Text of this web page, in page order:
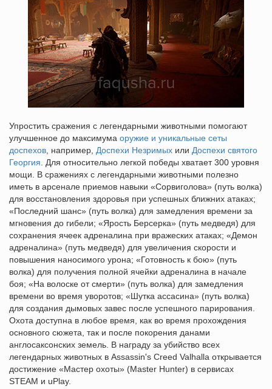
Упростить сражения с легендарными животными помогают
улучшенное до максимума оружие и уникальные сеты
доспехов , например, Доспехи Незримых или Доспехи святого
Георгия . Для относительно легкой победы хватает 300 уровня
мощи. В сражениях с легендарными животными полезно
иметь в арсенале приемов навыки «Сорвиголова» (путь волка)
для восстановления здоровья при успешных ближних атаках;
«Последний шанс» (путь волка) для замедления времени за
мгновения до гибели; «Ярость Берсерка» (путь медведя) для
сохранения ячеек адреналина при вражеских атаках; «Демон
адреналина» (путь медведя) для увеличения скорости и
повышения наносимого урона; «Готовность к бою» (путь
волка) для получения полной ячейки адреналина в начале
боя; «На волоске от смерти» (путь волка) для замедления
времени во время уворотов; «Шутка ассасина» (путь волка)
для создания дымовых завес после успешного парирования.
Охота доступна в любое время, как во время прохождения
основного сюжета, так и после покорения данами
англосаксонских земель. В награду за убийство всех
легендарных животных в Assassin's Creed Valhalla открывается
достижение «Мастер охоты» (Master Hunter) в сервисах
STEAM и uPlay.